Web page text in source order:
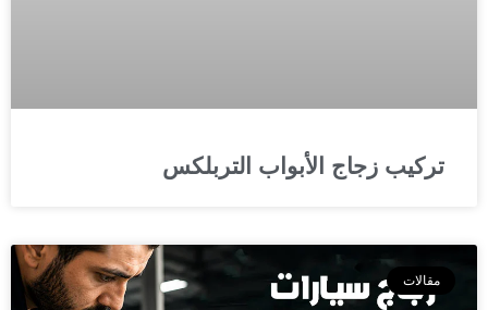
تركيب زجاج الأبواب التربلكس
مقالات